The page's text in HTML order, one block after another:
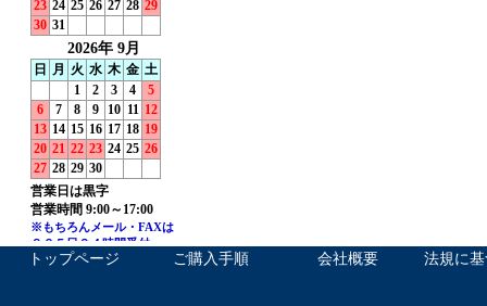
トップページ ご購入手順 会社概要 法規に